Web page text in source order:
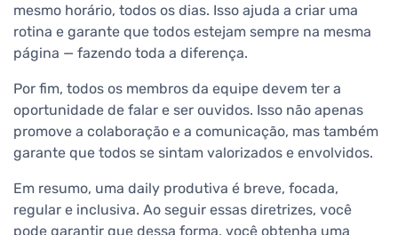
mesmo horário, todos os dias. Isso ajuda a criar uma
rotina e garante que todos estejam sempre na mesma
página — fazendo toda a diferença.
Por fim, todos os membros da equipe devem ter a
oportunidade de falar e ser ouvidos. Isso não apenas
promove a colaboração e a comunicação, mas também
garante que todos se sintam valorizados e envolvidos.
Em resumo, uma daily produtiva é breve, focada,
regular e inclusiva. Ao seguir essas diretrizes, você
pode garantir que dessa forma, você obtenha uma